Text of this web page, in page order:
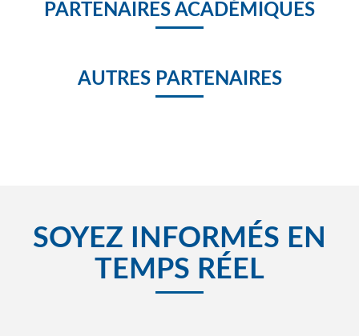
PARTENAIRES ACADÉMIQUES
AUTRES PARTENAIRES
SOYEZ INFORMÉS EN
TEMPS RÉEL